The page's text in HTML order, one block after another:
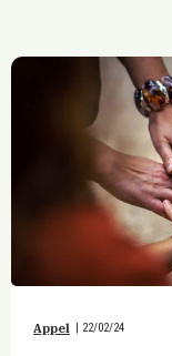
Appel | 22/02/24